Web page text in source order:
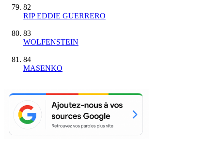
82
RIP EDDIE GUERRERO
83
WOLFENSTEIN
84
MASENKO